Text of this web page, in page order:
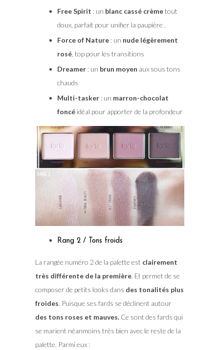
Free Spirit : un blanc cassé crèmetout
doux, parfait pour unifier la paupière .
Force of Nature: un nude légèrement
rosé, top pour les transitions
Dreamer: un brun moyen aux sous tons
chauds
Multi-tasker: un marron-chocolat
foncéidéal pour apporter de la profondeur
Rang 2 / Tons froids
La rangée numéro 2 de la palette est clairement
très différente de la première. Et permet de se
composer de petits looks dans des tonalités plus
froides. Puisque ses fards se déclinent autour
des tons roses et mauves.Ce sont des fards qui
se marient néanmoins très bien avec le reste de la
palette. Parmi eux :